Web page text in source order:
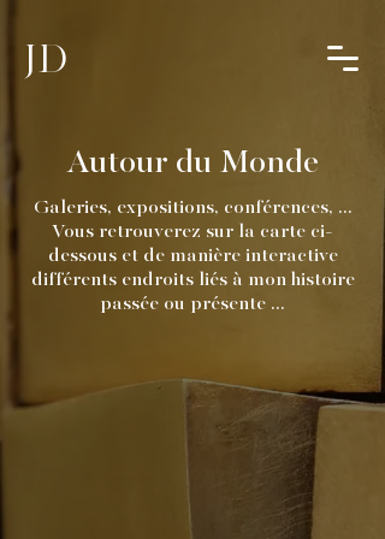
JD
Autour du Monde
Galeries, expositions, conférences, ...
Vous retrouverez sur la carte ci-
dessous et de manière interactive
différents endroits liés à mon histoire
passée ou présente ...